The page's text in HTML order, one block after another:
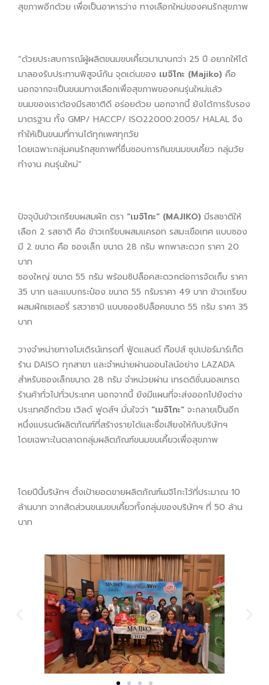
สุขภาพอีกด้วย เพื่อเป็นอาหารว่าง ทางเลือกใหม่ของคนรักสุขภาพ
“ด้วยประสบการณ์ผู้ผลิตขนมขบเคี้ยวมานานกว่า 25 ปี อยากให้ได้
มาลองรับประทานพิสูจน์กัน จุดเด่นของ เมจิโกะ (Majiko) คือ
นอกจากจะเป็นขนมทางเลือกเพื่อสุขภาพของคนรุ่นใหม่แล้ว
ขนมของเราต้องมีรสชาติดี อร่อยด้วย นอกจากนี้ ยังได้การรับรอง
มาตรฐาน ทั้ง GMP/ HACCP/ ISO22000:2005/ HALAL จึง
ทำให้เป็นขนมที่ทานได้ทุกเพศทุกวัย
โดยเฉพาะกลุ่มคนรักสุขภาพที่ชื่นชอบการกินขนมขบเคี้ยว กลุ่มวัย
ทำงาน คนรุ่นใหม่”
ปัจจุบันข้าวเกรียบผสมผัก ตรา “เมจิโกะ” (MAJIKO) มีรสชาติให้
เลือก 2 รสชาติ คือ ข้าวเกรียบผสมแครอท รสมะเขือเทศ แบบซอง
มี 2 ขนาด คือ ซองเล็ก ขนาด 28 กรัม พกพาสะดวก ราคา 20
บาท
ซองใหญ่ ขนาด 55 กรัม พร้อมซิปล็อคสะดวกต่อการจัดเก็บ ราคา
35 บาท และแบบกระป๋อง ขนาด 55 กรัมราคา 49 บาท ข้าวเกรียบ
ผสมผักเซเลอรี่ รสวาซาบิ แบบซองซิปล็อคขนาด 55 กรัม ราคา 35
บาท
วางจำหน่ายทางโมเดิรน์เทรดที่ ฟู้ดแลนด์ ท๊อปส์ ซุปเปอร์มาร์เก็ต
ร้าน DAISO ทุกสาขา และจำหน่ายผ่านออนไลน์อย่าง LAZADA
สำหรับซองเล็กขนาด 28 กรัม จำหน่วยผ่าน เทรดดิชั่นนอลเทรด
ร้านค้าทั่วไปทั่วประเทศ นอกจากนี้ ยังมีแผนที่จะส่งออกไปยังต่าง
ประเทศอีกด้วย เวิลด์ ฟูดส์ฯ มั่นใจว่า “เมจิโกะ” จะกลายเป็นอีก
หนึ่งแบรนด์ผลิตภัณฑ์ที่สร้างรายได้และชื่อเสียงให้กับบริษัทฯ
โดยเฉพาะในตลาดกลุ่มผลิตภัณฑ์ขนมขบเคี้ยวเพื่อสุขภาพ
โดยปีนี้บริษัทฯ ตั้งเป้ายอดขายผลิตภัณฑ์เมจิโกะไว้ที่ประมาณ 10
ล้านบาท จากสัดส่วนขนมขบเคี้ยวทั้งกลุ่มของบริษัทฯ ที่ 50 ล้าน
บาท